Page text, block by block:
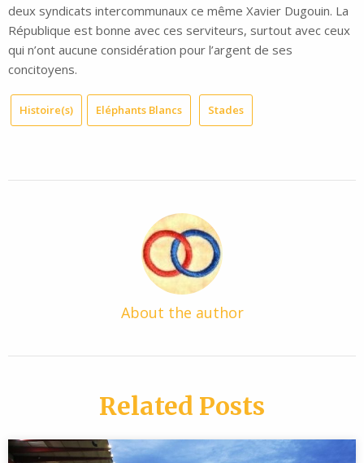
deux syndicats intercommunaux ce même Xavier Dugouin. La
République est bonne avec ces serviteurs, surtout avec ceux
qui n’ont aucune considération pour l’argent de ses
concitoyens.
Histoire(s) Eléphants Blancs Stades
About the author
Related Posts